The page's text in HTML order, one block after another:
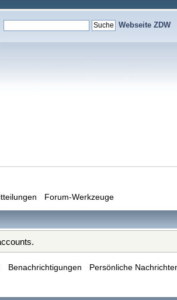
Webseite ZDW
Forum-Werkzeuge
Benachrichtigungen Persönliche